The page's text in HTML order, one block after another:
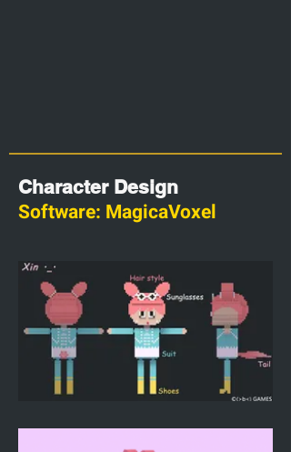
Character Design
Software: MagicaVoxel